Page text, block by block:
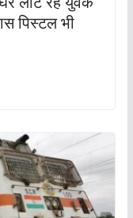
पिस्टल भी